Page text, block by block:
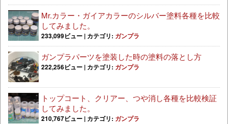
Mr.カラー・ガイアカラーのシルバー塗料各種を比較
してみました。
233,099ビュー | カテゴリ: ガンプラ
ガンプラパーツを塗装した時の塗料の落とし方
222,256ビュー | カテゴリ: ガンプラ
トップコート、クリアー、つや消し各種を比較検証
してみました。
210,767ビュー | カテゴリ: ガンプラ